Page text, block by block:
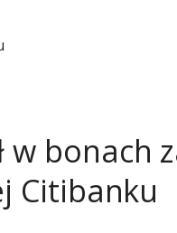
w bonach
Citibanku